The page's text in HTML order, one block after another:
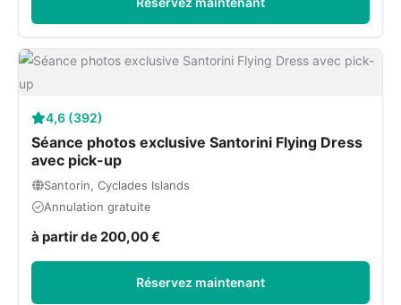
4,6 (392)
Séance photos exclusive Santorini Flying Dress
avec pick-up
Santorin, Cyclades Islands
Annulation gratuite
à partir de 200,00 €
Réservez maintenant